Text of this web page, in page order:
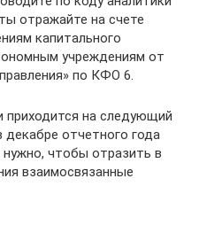
отражайте на счете
капитального
учреждениям от
по КФО 6.
приходится на следующий
декабре отчетного года
чтобы отразить в
взаимосвязанные